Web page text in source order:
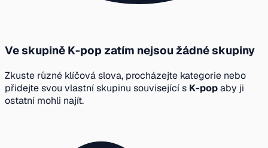
Ve skupině K-pop zatím nejsou žádné skupiny
Zkuste různé klíčová slova, procházejte kategorie nebo
přidejte svou vlastní skupinu související s K-popaby ji
ostatní mohli najít.